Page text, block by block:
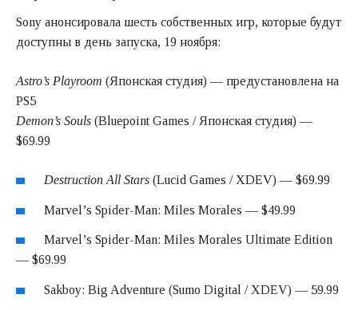
Sony анонсировала шесть собственных игр, которые будут
доступны в день запуска, 19 ноября:
Astro’s Playroom (Японская студия) — предустановлена на
PS5
Demon’s Souls (Bluepoint Games / Японская студия) —
$69.99
Destruction All Stars (Lucid Games / XDEV) — $69.99
Marvel’s Spider-Man: Miles Morales — $49.99
Marvel’s Spider-Man: Miles Morales Ultimate Edition
— $69.99
Sakboy: Big Adventure (Sumo Digital / XDEV) — 59.99